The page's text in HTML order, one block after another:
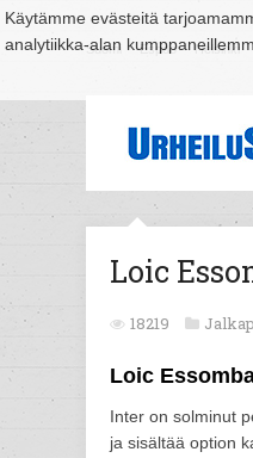
Käytämme evästeitä
analytiikka-alan
Suomi Espoo Helsinki
Loic
18219
Loic
Inter on solminut
ja sisältää option